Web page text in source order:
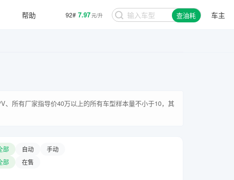
92# 7.97元/升 查油耗 车主
帮助
所有厂家指导价40万以上的所有车型样本量不小于10，其
部 自动 手动
部 在售